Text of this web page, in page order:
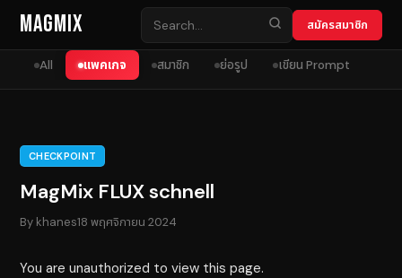
Skip to content
MagMix สมัครสมาชิก
All แพคเกจ สมาชิก ย่อรูป เขียน Prompt
CHECKPOINT
MagMix FLUX schnell
By khanes18 พฤศจิกายน 2024
You are unauthorized to view this page.